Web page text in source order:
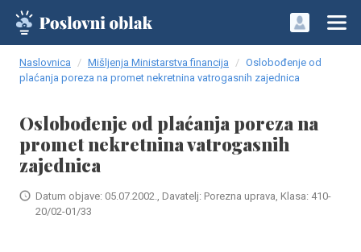
Naslovnica Mišljenja Ministarstva financija
Oslobođenje od
plaćanja poreza na promet nekretnina vatrogasnih zajednica
Oslobođenje od plaćanja poreza na
promet nekretnina vatrogasnih
zajednica
Datum objave: 05.07.2002., Davatelj: Porezna uprava, Klasa: 410-
20/02-01/33